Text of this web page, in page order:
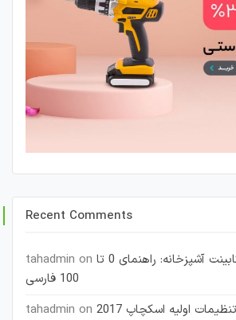
Recent Comments
tahadmin on آموزش طراحی کابینت آشپزخانه: راهنمای 0 تا
100 فارسی
tahadmin on
اولیه اسکچاپ 2017